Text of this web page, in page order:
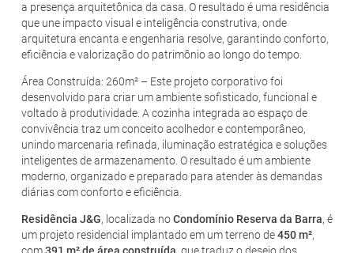
a presença arquitetônica da casa. O resultado é uma residência
que une impacto visual e inteligência construtiva, onde
arquitetura encanta e engenharia resolve, garantindo conforto,
eficiência e valorização do patrimônio ao longo do tempo.
Área Construída: 260m² – Este projeto corporativo foi
desenvolvido para criar um ambiente sofisticado, funcional e
voltado à produtividade. A cozinha integrada ao espaço de
convivência traz um conceito acolhedor e contemporâneo,
unindo marcenaria refinada, iluminação estratégica e soluções
inteligentes de armazenamento. O resultado é um ambiente
moderno, organizado e preparado para atender às demandas
diárias com conforto e eficiência.
Residência J&G, localizada noCondomínio Reserva da Barra, é
um projeto residencial implantado em um terreno de450 m²,